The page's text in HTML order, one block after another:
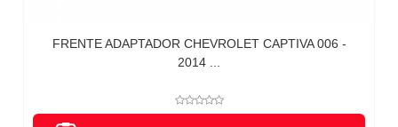
FRENTE ADAPTADOR CHEVROLET CAPTIVA 006 -
2014 ...